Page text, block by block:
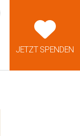
JETZT SPENDEN